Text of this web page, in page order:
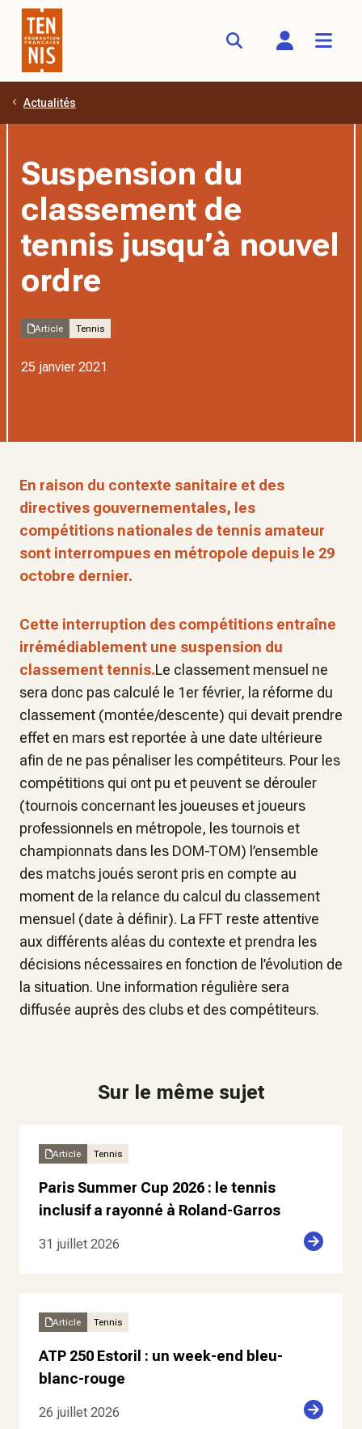
Aller au contenu principal
Actualités
Suspension du
classement de
tennis jusqu’à nouvel
ordre
Article Tennis
25 janvier 2021
En raison du contexte sanitaire et des
directives gouvernementales, les
compétitions nationales de tennis amateur
sont interrompues en métropole depuis le 29
octobre dernier.
Cette interruption des compétitions entraîne
irrémédiablement une suspension du
classement tennis.Le classement mensuel ne
sera donc pas calculé le 1er février, la réforme du
classement (montée/descente) qui devait prendre
effet en mars est reportée à une date ultérieure
afin de ne pas pénaliser les compétiteurs. Pour les
compétitions qui ont pu et peuvent se dérouler
(tournois concernant les joueuses et joueurs
professionnels en métropole, les tournois et
championnats dans les DOM-TOM) l’ensemble
des matchs joués seront pris en compte au
moment de la relance du calcul du classement
mensuel (date à définir). La FFT reste attentive
aux différents aléas du contexte et prendra les
décisions nécessaires en fonction de l’évolution de
la situation. Une information régulière sera
diffusée auprès des clubs et des compétiteurs.
Sur le même sujet
Article Tennis
Paris Summer Cup 2026 : le tennis
inclusif a rayonné à Roland-Garros
31 juillet 2026
Article Tennis
ATP 250 Estoril : un week-end bleu-
blanc-rouge
26 juillet 2026